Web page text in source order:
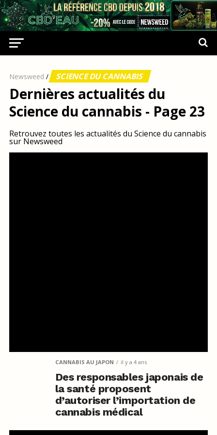
Newsweed / SCIENCE DU CANNABIS
Dernières actualités du
Science du cannabis - Page 23
Retrouvez toutes les actualités du Science du cannabis
sur Newsweed
CANNABIS AU JAPON il y a 4 ans
Des responsables japonais de
la santé proposent
d’autoriser l’importation de
cannabis médical